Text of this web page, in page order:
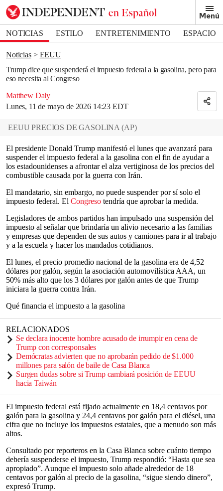
Menú
NOTICIAS ESTILO ENTRETENIMIENTO
ESPACIO
DEPORTES
Noticias
EEUU
Trump dice que suspenderá el impuesto federal a la gasolina, pero para
eso necesita al Congreso
Matthew Daly
Lunes, 11 de mayo de 2026 14:23 EDT
Bookmark popover
Removed from bookmarks
Close popover
EEUU PRECIOS DE GASOLINA (AP)
El presidente Donald Trump manifestó el lunes que avanzará para
suspender el impuesto federal a la gasolina con el fin de ayudar a
los estadounidenses a afrontar el alza vertiginosa de los precios del
combustible causada por la guerra con Irán.
El mandatario, sin embargo, no puede suspender por sí solo el
impuesto federal. El Congreso tendría que aprobar la medida.
Legisladores de ambos partidos han impulsado una suspensión del
impuesto al señalar que brindaría un alivio necesario a las familias
y empresas que dependen de sus autos y camiones para ir al trabajo
y a la escuela y hacer los mandados cotidianos.
El lunes, el precio promedio nacional de la gasolina era de 4,52
dólares por galón, según la asociación automovilística AAA, un
50% más alto que los 3 dólares por galón antes de que Trump
iniciara la guerra contra Irán.
Qué financia el impuesto a la gasolina
RELACIONADOS
Se declara inocente hombre acusado de irrumpir en cena de
Trump con corresponsales
Demócratas advierten que no aprobarán pedido de $1.000
millones para salón de baile de Casa Blanca
Surgen dudas sobre si Trump cambiará posición de EEUU
hacia Taiwán
El impuesto federal está fijado actualmente en 18,4 centavos por
galón para la gasolina y 24,4 centavos por galón para el diésel, una
cifra que no incluye los impuestos estatales, que a menudo son más
altos.
Consultado por reporteros en la Casa Blanca sobre cuánto tiempo
debería suspenderse el impuesto, Trump respondió: “Hasta que sea
apropiado”. Aunque el impuesto solo añade alrededor de 18
centavos por galón al precio de la gasolina, “sigue siendo dinero”,
expresó Trump.